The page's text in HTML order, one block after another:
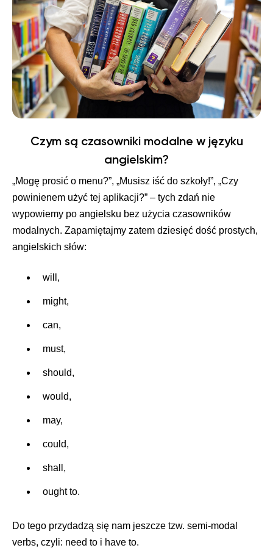
Czym są czasowniki modalne w języku
angielskim?
„Mogę prosić o menu?”, „Musisz iść do szkoły!”, „Czy
powinienem użyć tej aplikacji?” – tych zdań nie
wypowiemy po angielsku bez użycia czasowników
modalnych. Zapamiętajmy zatem dziesięć dość prostych,
angielskich słów:
will,
might,
can,
must,
should,
would,
may,
could,
shall,
ought to.
Do tego przydadzą się nam jeszcze tzw. semi-modal
verbs, czyli: need to i have to.